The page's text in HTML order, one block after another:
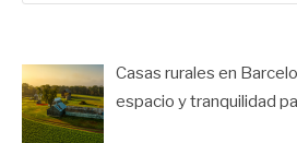
Casas rurales en
espacio y tranquilidad